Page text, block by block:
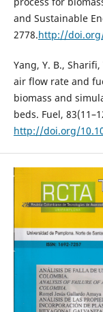
and Sustainable
2778.http://
Yang, Y. B.,
air flow rate and
biomass and
beds. Fuel,
http://doi.org/